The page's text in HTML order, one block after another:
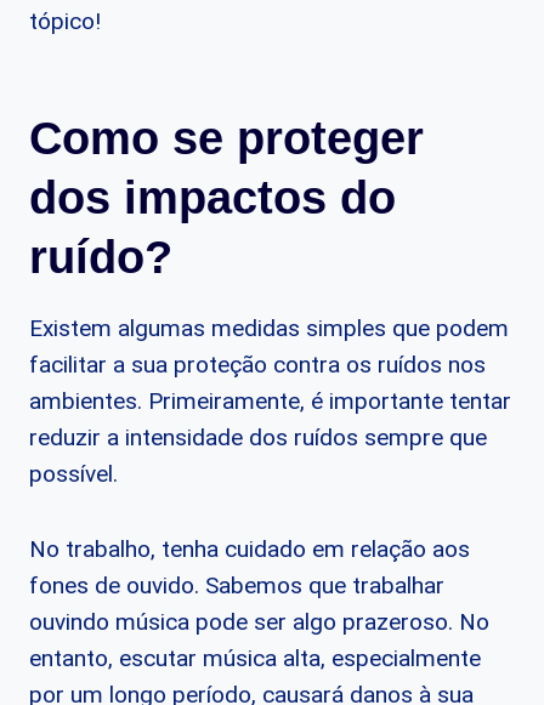
tópico!
Como se proteger
dos impactos do
ruído?
Existem algumas medidas simples que podem
facilitar a sua proteção contra os ruídos nos
ambientes. Primeiramente, é importante tentar
reduzir a intensidade dos ruídos sempre que
possível.
No trabalho, tenha cuidado em relação aos
fones de ouvido. Sabemos que trabalhar
ouvindo música pode ser algo prazeroso. No
entanto, escutar música alta, especialmente
por um longo período, causará danos à sua